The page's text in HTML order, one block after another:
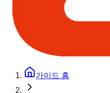
가이드 홈